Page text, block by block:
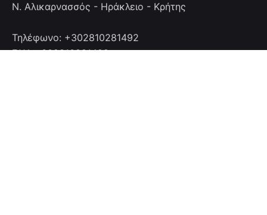
Ν. Αλικαρνασσός - Ηράκλειο - Κρήτης
Τηλέφωνο: +302810281492
FAX: +302810281492